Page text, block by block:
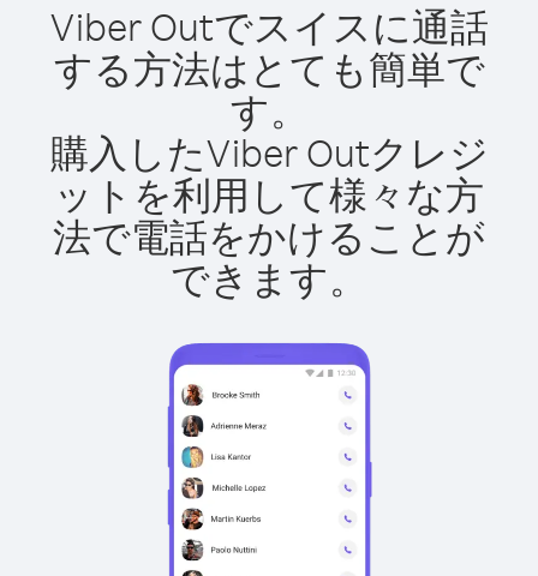
Viber Outでスイスに通話
する方法はとても簡単で
す。
購入したViber Outクレジ
ットを利用して様々な方
法で電話をかけることが
できます。